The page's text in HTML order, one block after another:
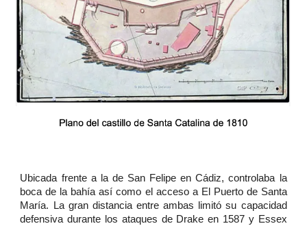
Ubicada frente a la de San Felipe en Cádiz, controlaba la
boca de la bahía así como el acceso a El Puerto de Santa
María. La gran distancia entre ambas limitó su capacidad
defensiva durante los ataques de Drake en 1587 y Essex